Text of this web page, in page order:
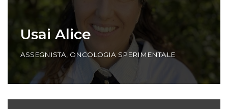
Usai Alice
ASSEGNISTA, ONCOLOGIA SPERIMENTALE